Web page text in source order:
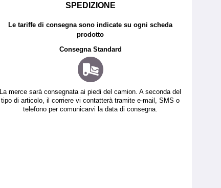
SPEDIZIONE
Le tariffe di consegna sono indicate su ogni scheda
prodotto
Consegna Standard
La merce sarà consegnata ai piedi del camion. A seconda del
tipo di articolo, il corriere vi contatterà tramite e-mail, SMS o
telefono per comunicarvi la data di consegna.